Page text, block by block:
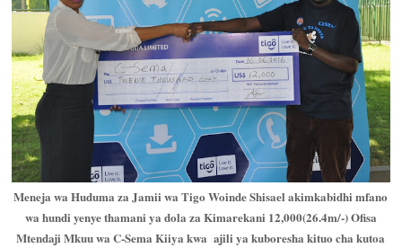
Meneja wa Huduma za Jamii wa Tigo Woinde Shisael akimkabidhi mfano
wa hundi yenye thamani ya dola za Kimarekani 12,000(26.4m/-) Ofisa
Mtendaji Mkuu wa C-Sema Kiiya kwa ajili ya kuboresha kituo cha kutoa